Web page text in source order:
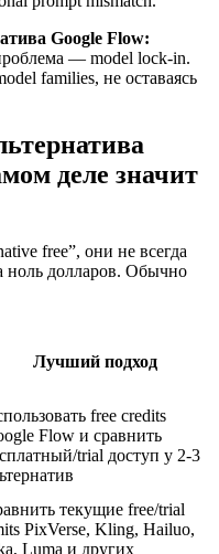
Google Flow:
— model lock-in.
families, не оставаясь
деле значит
free”, они не всегда
ноль долларов. Обычно
Лучший подход
free credits
Flow и сравнить
trial доступ у 2-3
текущие free/trial
PixVerse, Kling, Hailuo,
Luma и других